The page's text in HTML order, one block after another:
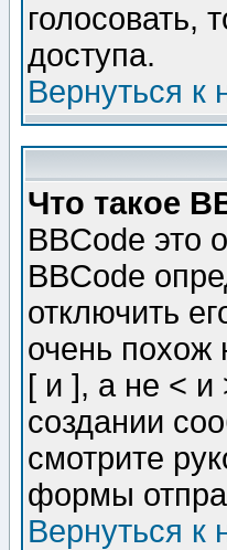
голосовать,
доступа.
Вернуться к
Что такое
BBCode это
BBCode
отключить
очень похож
[ и ], а не < и
создании
смотрите
формы
Вернуться к